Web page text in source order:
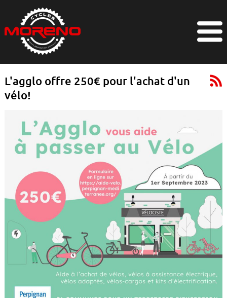
L'agglo offre 250€ pour l'achat d'un
vélo!